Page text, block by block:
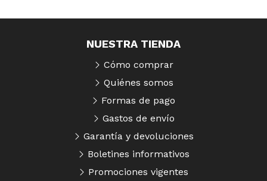
NUESTRA TIENDA
Cómo comprar
Quiénes somos
Formas de pago
Gastos de envío
Garantía y devoluciones
Boletines informativos
Promociones vigentes